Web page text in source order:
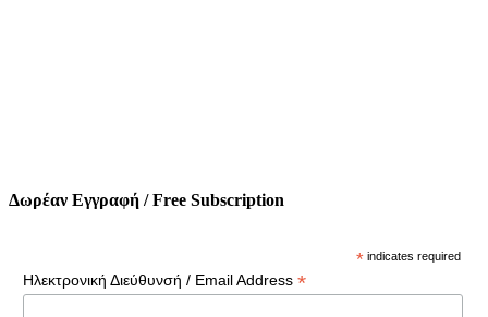
Δωρέαν Εγγραφή / Free Subscription
* indicates required
Ηλεκτρονική Διεύθυνσή / Email Address *